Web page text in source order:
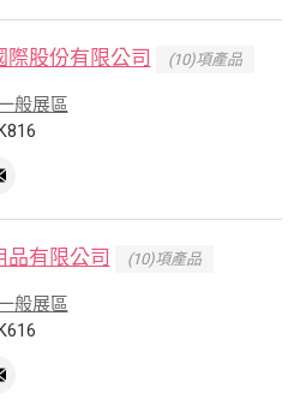
際股份有限公司 (10)項產品
般展區
品有限公司 (10)項產品
般展區